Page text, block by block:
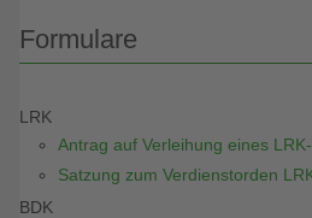
Formulare
LRK
Antrag auf Verleihung eines
Satzung zum Verdienstorden
BDK